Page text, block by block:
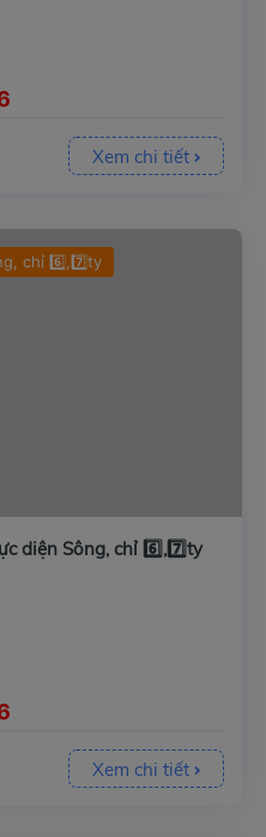
Xem chi tiết
chỉ 6️⃣,7️⃣ty
diện Sông, chỉ 6️⃣,7️⃣ty
Xem chi tiết